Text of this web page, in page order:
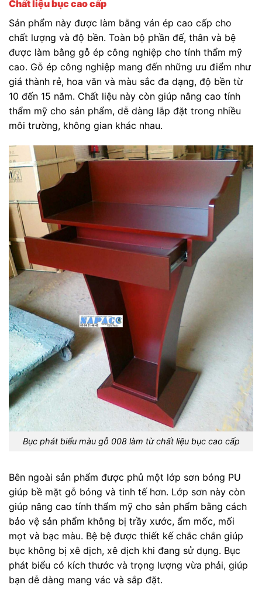
Chất liệu bục cao cấp
Sản phẩm này được làm bằng ván ép cao cấp cho
chất lượng và độ bền. Toàn bộ phần đế, thân và bệ
được làm bằng gỗ ép công nghiệp cho tính thẩm mỹ
cao. Gỗ ép công nghiệp mang đến những ưu điểm như
giá thành rẻ, hoa văn và màu sắc đa dạng, độ bền từ
10 đến 15 năm. Chất liệu này còn giúp nâng cao tính
thẩm mỹ cho sản phẩm, dễ dàng lắp đặt trong nhiều
môi trường, không gian khác nhau.
Bục phát biểu màu gỗ 008 làm từ chất liệu bục cao cấp
Bên ngoài sản phẩm được phủ một lớp sơn bóng PU
giúp bề mặt gỗ bóng và tinh tế hơn. Lớp sơn này còn
giúp nâng cao tính thẩm mỹ cho sản phẩm bằng cách
bảo vệ sản phẩm không bị trầy xước, ẩm mốc, mối
mọt và bạc màu. Bệ bệ được thiết kế chắc chắn giúp
bục không bị xê dịch, xê dịch khi đang sử dụng. Bục
phát biểu có kích thước và trọng lượng vừa phải, giúp
bạn dễ dàng mang vác và sắp đặt.